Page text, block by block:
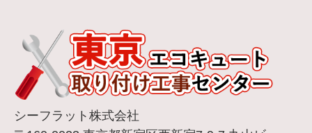
シーフラット株式会社